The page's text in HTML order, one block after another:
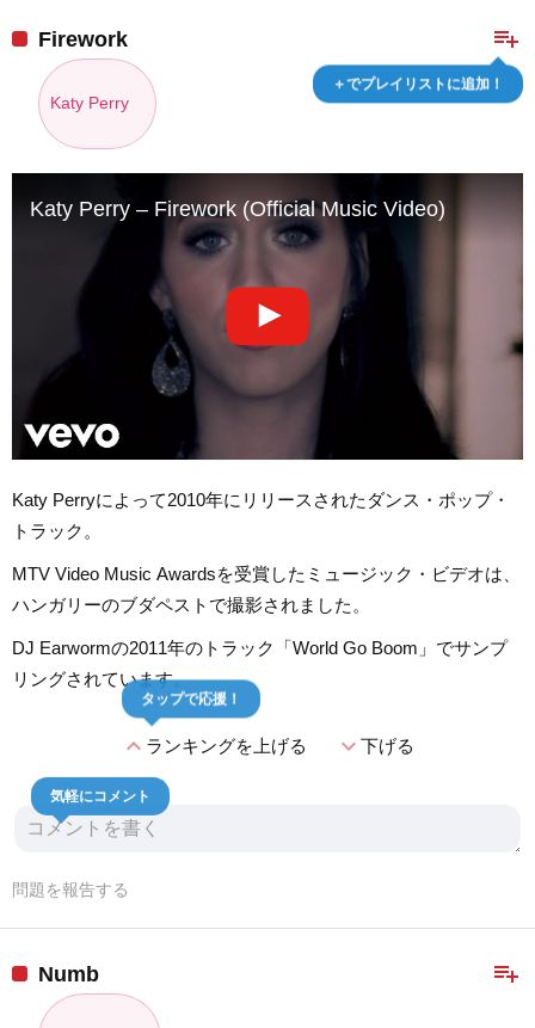
playlist_add
＋でプレイリストに追加！
Firework
Katy Perry
Katy Perry – Firework (Official Music Video)
Katy Perryによって2010年にリリースされたダンス・ポップ・
トラック。
MTV Video Music Awardsを受賞したミュージック・ビデオは、
ハンガリーのブダペストで撮影されました。
DJ Earwormの2011年のトラック「World Go Boom」でサンプ
リングされています。
expand_lessランキングを上げる
タップで応援！
expand_more下げる
気軽にコメント
問題を報告する
playlist_add
Numb